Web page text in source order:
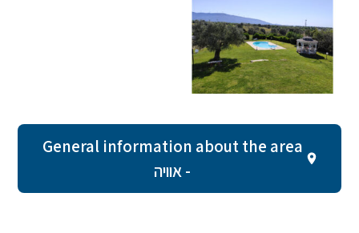
General information about the area
- אוויה